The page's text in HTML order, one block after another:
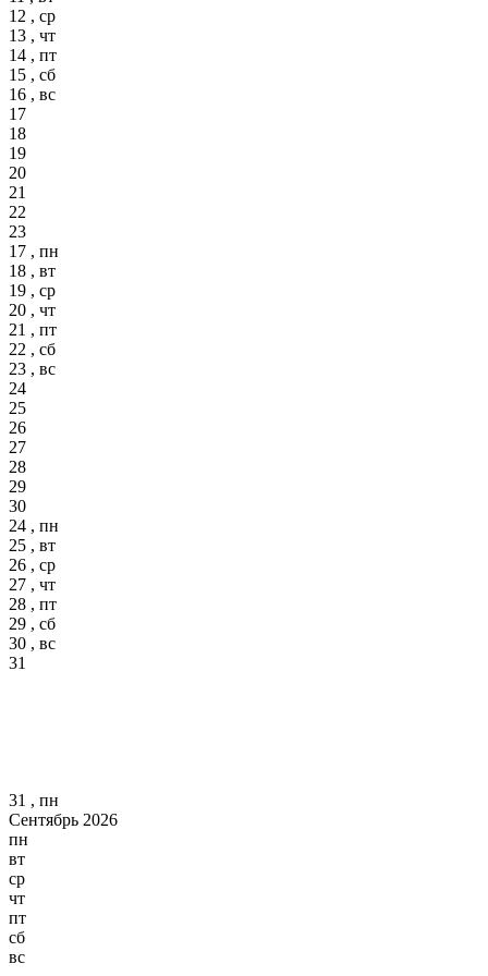
12 , ср
13 , чт
14 , пт
15 , сб
16 , вс
17
18
19
20
21
22
23
17 , пн
18 , вт
19 , ср
20 , чт
21 , пт
22 , сб
23 , вс
24
25
26
27
28
29
30
24 , пн
25 , вт
26 , ср
27 , чт
28 , пт
29 , сб
30 , вс
31
31 , пн
Сентябрь 2026
пн
вт
ср
чт
пт
сб
вс